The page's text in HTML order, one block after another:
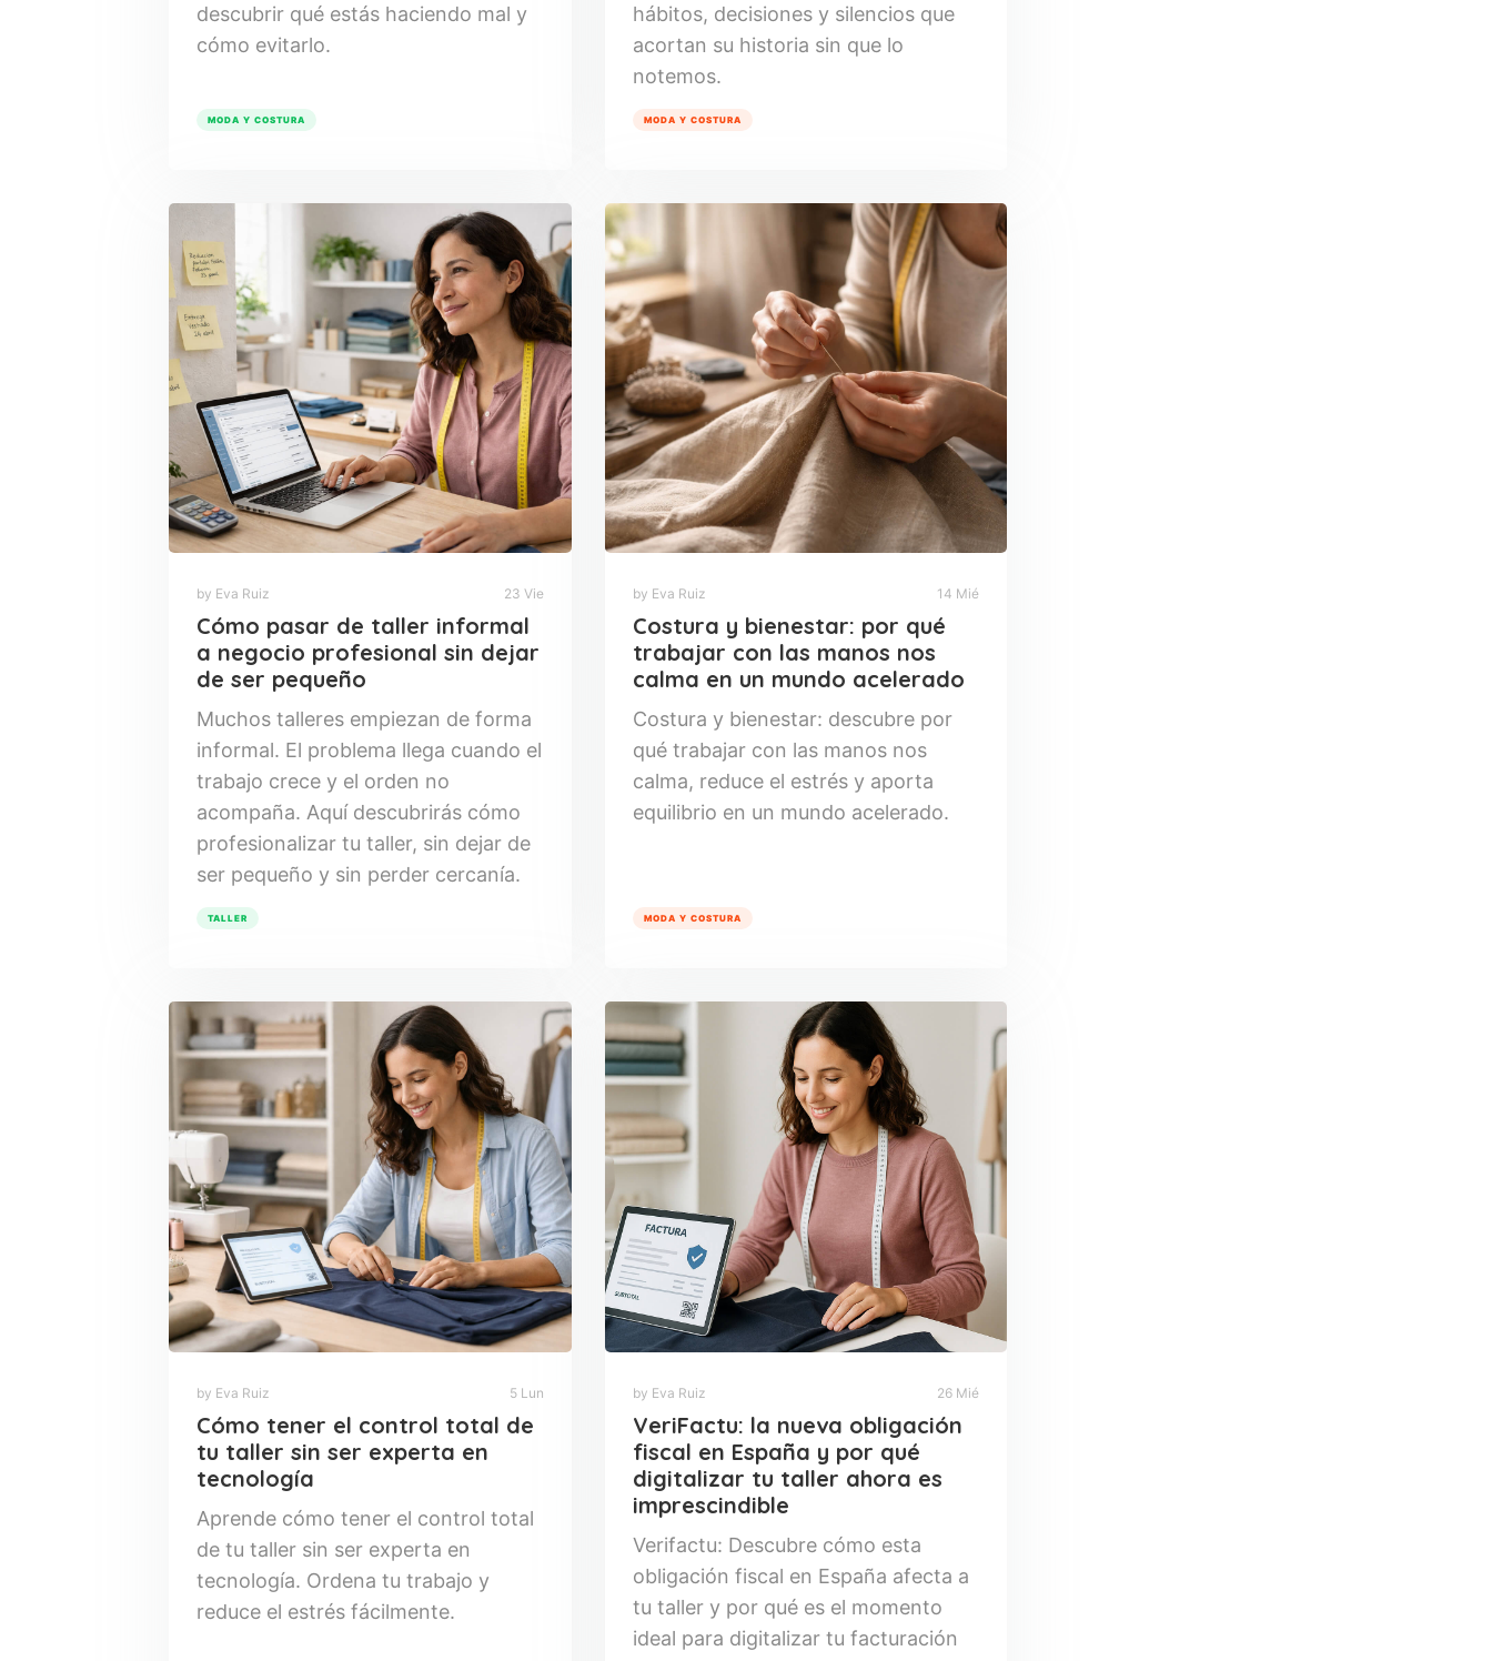
descubrir qué estás haciendo mal y
cómo evitarlo.
MODA Y COSTURA
hábitos, decisiones y silencios que
acortan su historia sin que lo
notemos.
MODA Y COSTURA
by Eva Ruiz 23 Vie
Cómo pasar de taller informal
a negocio profesional sin dejar
de ser pequeño
Muchos talleres empiezan de forma
informal. El problema llega cuando el
trabajo crece y el orden no
acompaña. Aquí descubrirás cómo
profesionalizar tu taller, sin dejar de
ser pequeño y sin perder cercanía.
TALLER
by Eva Ruiz 14 Mié
Costura y bienestar: por qué
trabajar con las manos nos
calma en un mundo acelerado
Costura y bienestar: descubre por
qué trabajar con las manos nos
calma, reduce el estrés y aporta
equilibrio en un mundo acelerado.
MODA Y COSTURA
by Eva Ruiz 5 Lun
Cómo tener el control total de
tu taller sin ser experta en
tecnología
Aprende cómo tener el control total
de tu taller sin ser experta en
tecnología. Ordena tu trabajo y
reduce el estrés fácilmente.
by Eva Ruiz 26 Mié
VeriFactu: la nueva obligación
fiscal en España y por qué
digitalizar tu taller ahora es
imprescindible
Verifactu: Descubre cómo esta
obligación fiscal en España afecta a
tu taller y por qué es el momento
ideal para digitalizar tu facturación